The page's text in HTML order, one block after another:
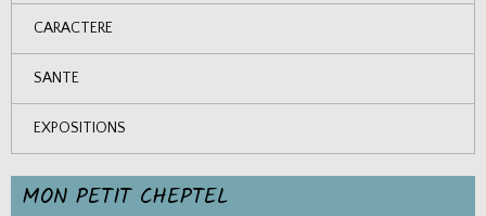
CARACTERE
SANTE
EXPOSITIONS
MON PETIT CHEPTEL